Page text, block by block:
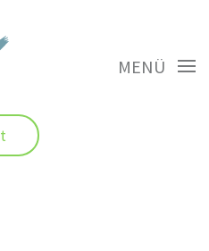
MENÜ